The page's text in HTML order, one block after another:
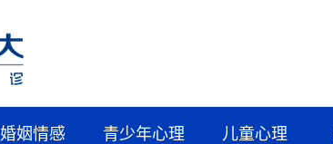
婚姻情感 青少年心理 儿童心理